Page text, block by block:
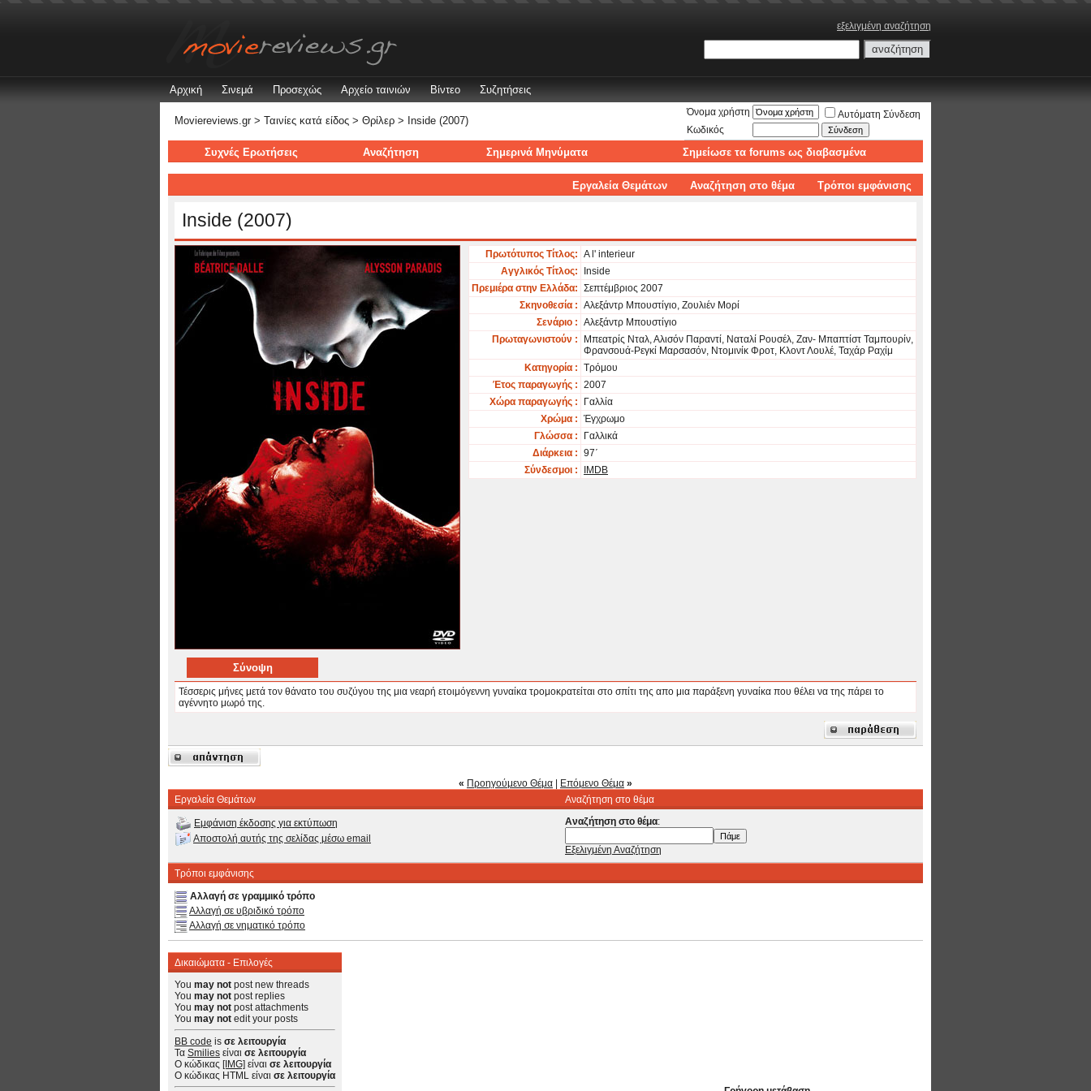
εξελιγμένη αναζήτηση
Αρχική Σινεμά Προσεχώς Αρχείο ταινιών Βίντεο Συζητήσεις
Moviereviews.gr > Ταινίες κατά είδος > Θρίλερ > Inside (2007)
Όνομα χρήστη
Αυτόματη Σύνδεση
Κωδικός
Συχνές Ερωτήσεις Αναζήτηση Σημερινά Μηνύματα Σημείωσε τα forums ως διαβασμένα
Εργαλεία Θεμάτων Αναζήτηση στο θέμα Τρόποι εμφάνισης
Inside (2007)
Πρωτότυπος Τίτλος: A l' interieur
Αγγλικός Τίτλος:
Inside
Πρεμιέρα στην Ελλάδα: Σεπτέμβριος 2007
Σκηνοθεσία : Αλεξάντρ Μπουστίγιο, Ζουλιέν Μορί
Σενάριο : Αλεξάντρ Μπουστίγιο
Πρωταγωνιστούν :
Μπεατρίς Νταλ, Αλισόν Παραντί, Ναταλί Ρουσέλ, Ζαν- Μπαπτίστ Ταμπουρίν,
Φρανσουά-Ρεγκί Μαρσασόν, Ντομινίκ Φροτ, Κλοντ Λουλέ, Ταχάρ Ραχίμ
Κατηγορία : Τρόμου
Έτος παραγωγής : 2007
Χώρα παραγωγής :
Γαλλία
Χρώμα : Έγχρωμο
Γλώσσα :
Γαλλικά
Διάρκεια : 97΄
Σύνδεσμοι :
IMDB
Σύνοψη
Τέσσερις μήνες μετά τον θάνατο του συζύγου της μια νεαρή ετοιμόγεννη γυναίκα τρομοκρατείται στο σπίτι της απο μια παράξενη γυναίκα που θέλει να της πάρει το
αγέννητο μωρό της.
« Προηγούμενο Θέμα Επόμενο Θέμα »
Εργαλεία Θεμάτων
Αναζήτηση στο θέμα
Εμφάνιση έκδοσης για εκτύπωση
Αποστολή αυτής της σελίδας μέσω email
Αναζήτηση στο θέμα:
Εξελιγμένη Αναζήτηση
Τρόποι εμφάνισης
Αλλαγή σε γραμμικό τρόπο
Αλλαγή σε υβριδικό τρόπο
Αλλαγή σε νηματικό τρόπο
Δικαιώματα - Επιλογές
You may not post new threads
You may not post replies
You may not post attachments
You may not edit your posts
BB code is σε λειτουργία
Τα Smilies είναι σε λειτουργία
Ο κώδικας [IMG] είναι σε λειτουργία
Ο κώδικας HTML είναι σε λειτουργία